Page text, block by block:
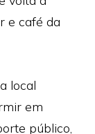
e café da
local
em
público,